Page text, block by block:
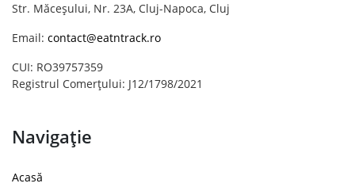
Str. Măceșului, Nr. 23A, Cluj-Napoca, Cluj
Email: contact@eatntrack.ro
CUI: RO39757359
Registrul Comerțului: J12/1798/2021
Navigație
Acasă